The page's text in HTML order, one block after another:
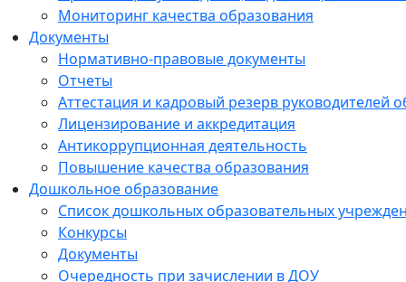
Мониторинг качества образования
Документы
Нормативно-правовые документы
Отчеты
Аттестация и кадровый резерв руководителей
Лицензирование и аккредитация
Антикоррупционная деятельность
Повышение качества образования
Дошкольное образование
Список дошкольных образовательных
Конкурсы
Документы
Очередность при зачислении в ДОУ